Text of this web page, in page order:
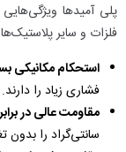
پلی آمیدها
فلزات و سایر
استحکام مکانیکی
فشاری زیاد را دارند.
مقاومت عالی در
سانتی‌گراد را بدون